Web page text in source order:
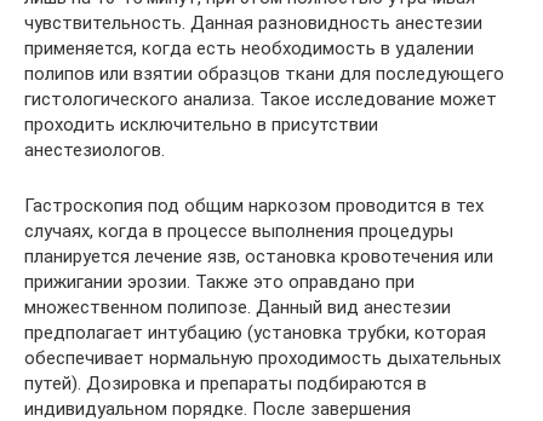
чувствительность. Данная разновидность анестезии
применяется, когда есть необходимость в удалении
полипов или взятии образцов ткани для последующего
гистологического анализа. Такое исследование может
проходить исключительно в присутствии
анестезиологов.
Гастроскопия под общим наркозом проводится в тех
случаях, когда в процессе выполнения процедуры
планируется лечение язв, остановка кровотечения или
прижигании эрозии. Также это оправдано при
множественном полипозе. Данный вид анестезии
предполагает интубацию (установка трубки, которая
обеспечивает нормальную проходимость дыхательных
путей). Дозировка и препараты подбираются в
индивидуальном порядке. После завершения